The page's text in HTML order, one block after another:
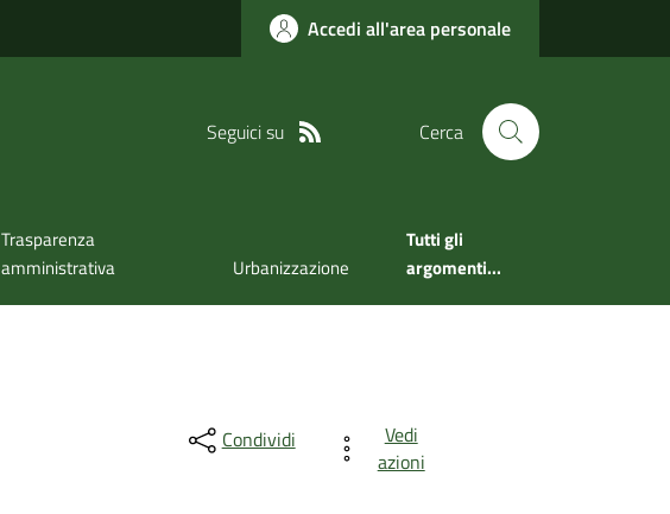
Accedi all'area personale
Seguici su Cerca
Trasparenza
amministrativa
Urbanizzazione
Tutti gli
argomenti...
Condividi
Vedi
azioni